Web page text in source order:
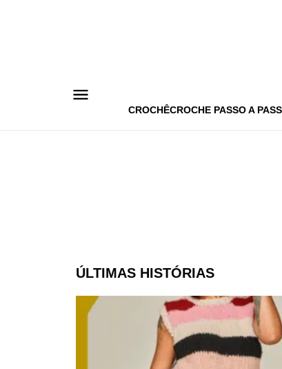
CROCHÊCROCHE PASSO A
ÚLTIMAS HISTÓRIAS